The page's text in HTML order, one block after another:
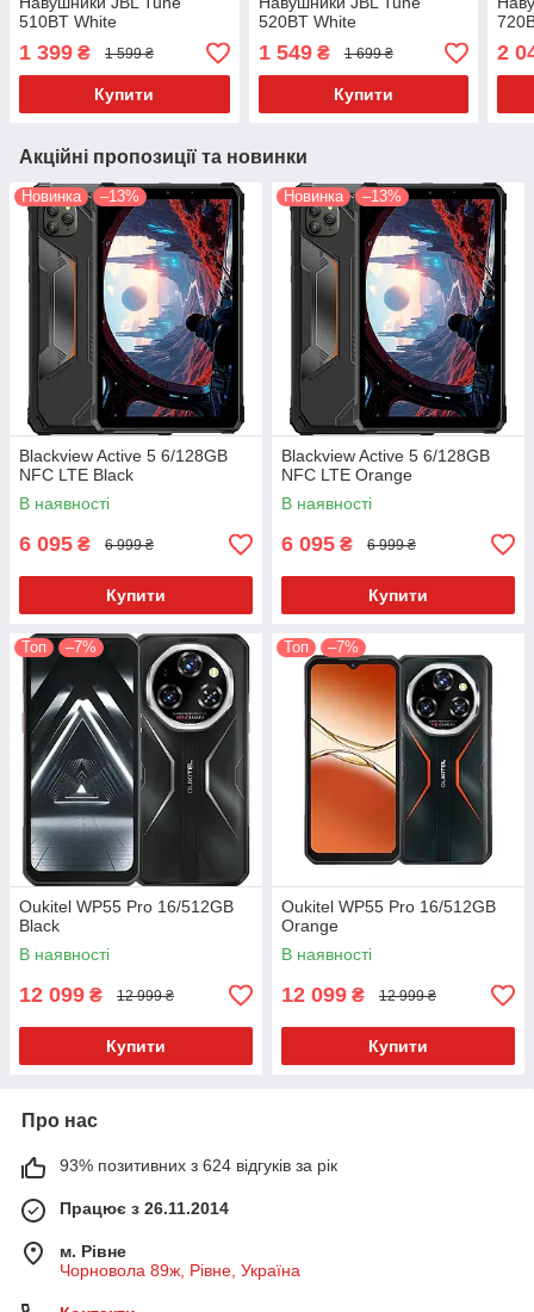
510BT White
1 399 ₴ 1 599 ₴
Купити
520BT White
1 549₴ 1 699 ₴
Купити
2
Акційні пропозиції та новинки
Новинка –13%
Blackview Active 5 6/128GB
NFC LTE Black
В наявності
6 095 ₴ 6 999 ₴
Купити
Новинка –13%
Blackview Active 5 6/128GB
NFC LTE Orange
В наявності
6 095 ₴ 6 999 ₴
Купити
Топ –7%
Oukitel WP55 Pro 16/512GB
Black
В наявності
12 099 ₴ 12 999 ₴
Купити
Топ –7%
Oukitel WP55 Pro 16/512GB
Orange
В наявності
12 099 ₴ 12 999 ₴
Купити
Про нас
93% позитивних з 624 відгуків за рік
Працює з 26.11.2014
м. Рівне
Чорновола 89ж, Рівне, Україна